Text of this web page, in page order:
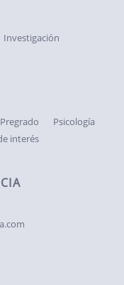
Investigación
Psicología
interés